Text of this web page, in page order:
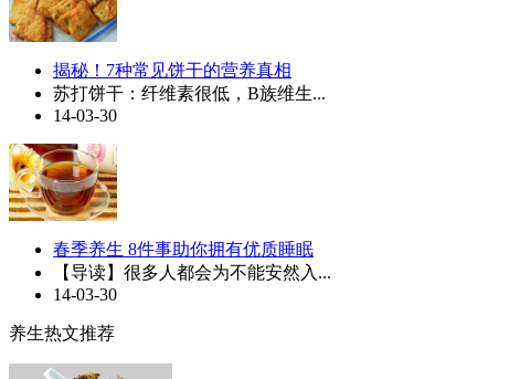
揭秘！7种常见饼干的营养真相
苏打饼干：纤维素很低，B族维生...
14-03-30
春季养生 8件事助你拥有优质睡眠
【导读】很多人都会为不能安然入...
14-03-30
养生热文推荐